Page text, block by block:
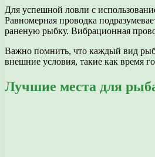
Для успешной ловли с
Равномерная проводка
раненую рыбку. Вибрационная
Важно помнить, что каждый вид
внешние условия, такие как время
Лучшие места для